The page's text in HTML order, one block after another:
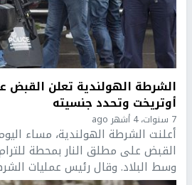
الشرطة الهولندية تعلن القبض
أوتريخت وتحدد جنسيته
7 سنوات، 4 أشهر ago
أعلنت الشرطة الهولندية، مساء
القبض على مطلق النار بمحطة
وسط البلاد. وقال رئيس عمليات